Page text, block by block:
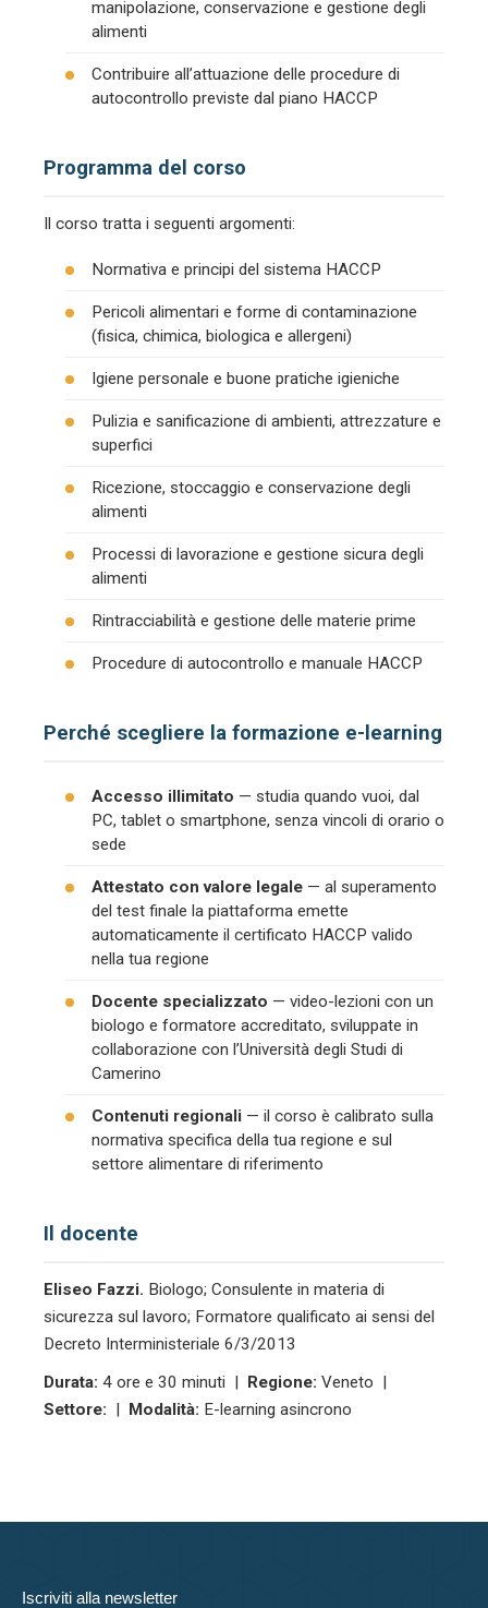
manipolazione, conservazione e gestione degli
alimenti
Contribuire all’attuazione delle procedure di
autocontrollo previste dal piano HACCP
Programma del corso
Il corso tratta i seguenti argomenti:
Normativa e principi del sistema HACCP
Pericoli alimentari e forme di contaminazione
(fisica, chimica, biologica e allergeni)
Igiene personale e buone pratiche igieniche
Pulizia e sanificazione di ambienti, attrezzature e
superfici
Ricezione, stoccaggio e conservazione degli
alimenti
Processi di lavorazione e gestione sicura degli
alimenti
Rintracciabilità e gestione delle materie prime
Procedure di autocontrollo e manuale HACCP
Perché scegliere la formazione e-learning
Accesso illimitato — studia quando vuoi, dal
PC, tablet o smartphone, senza vincoli di orario o
sede
Attestato con valore legale — al superamento
del test finale la piattaforma emette
automaticamente il certificato HACCP valido
nella tua regione
Docente specializzato — video-lezioni con un
biologo e formatore accreditato, sviluppate in
collaborazione con l’Università degli Studi di
Camerino
Contenuti regionali — il corso è calibrato sulla
normativa specifica della tua regione e sul
settore alimentare di riferimento
Il docente
Eliseo Fazzi. Biologo; Consulente in materia di
sicurezza sul lavoro; Formatore qualificato ai sensi del
Decreto Interministeriale 6/3/2013
Durata: 4 ore e 30 minuti | Regione: Veneto |
Settore: | Modalità: E-learning asincrono
Iscriviti alla newsletter